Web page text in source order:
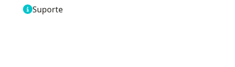
Suporte